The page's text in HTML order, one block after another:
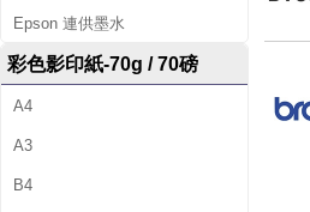
Epson 連供墨水
彩色影印紙-70g / 70磅
A4
A3
B4